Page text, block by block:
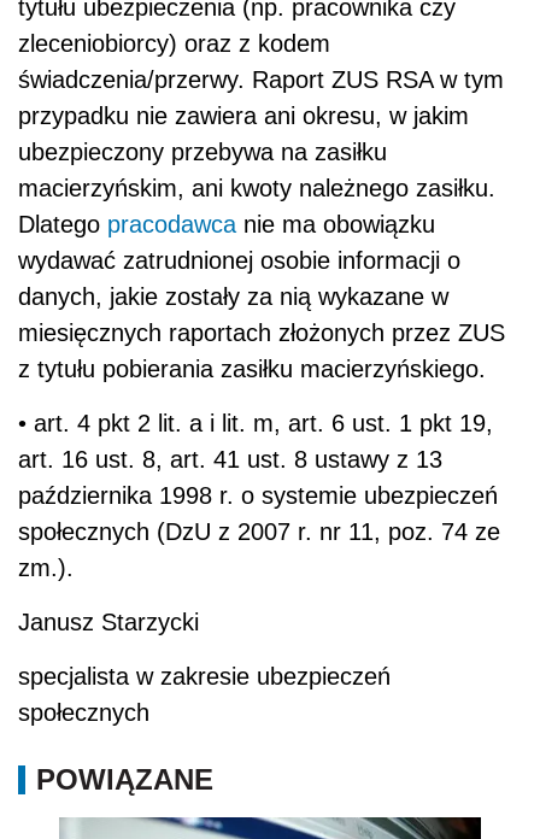
tytułu ubezpieczenia (np. pracownika czy
zleceniobiorcy) oraz z kodem
świadczenia/przerwy. Raport ZUS RSA w tym
przypadku nie zawiera ani okresu, w jakim
ubezpieczony przebywa na zasiłku
macierzyńskim, ani kwoty należnego zasiłku.
Dlatego pracodawca nie ma obowiązku
wydawać zatrudnionej osobie informacji o
danych, jakie zostały za nią wykazane w
miesięcznych raportach złożonych przez ZUS
z tytułu pobierania zasiłku macierzyńskiego.
• art. 4 pkt 2 lit. a i lit. m, art. 6 ust. 1 pkt 19,
art. 16 ust. 8, art. 41 ust. 8 ustawy z 13
października 1998 r. o systemie ubezpieczeń
społecznych (DzU z 2007 r. nr 11, poz. 74 ze
zm.).
Janusz Starzycki
specjalista w zakresie ubezpieczeń
społecznych
POWIĄZANE